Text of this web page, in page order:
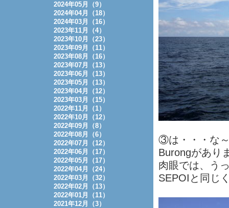
③は・・・な
Burongがあり
肉眼では、う
SEPOIと同じ
2024年05月（9）
2024年04月（18）
2024年03月（16）
2023年11月（4）
2023年10月（23）
2023年09月（11）
2023年08月（16）
2023年07月（13）
2023年06月（13）
2023年05月（13）
2023年04月（12）
2023年03月（15）
2022年11月（1）
2022年10月（12）
2022年09月（8）
2022年08月（6）
2022年07月（12）
2022年06月（17）
2022年05月（17）
2022年04月（24）
2022年03月（32）
2022年02月（13）
2022年01月（11）
2021年12月（3）